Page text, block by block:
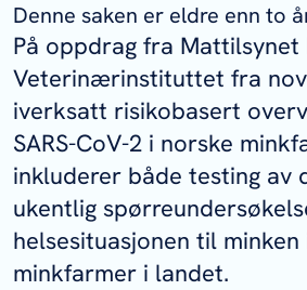
Denne saken er eldre enn to
På oppdrag fra Mattilsynet
Veterinærinstituttet fra
iverksatt risikobasert
SARS-CoV-2 i norske
inkluderer både testing av
ukentlig
helsesituasjonen til minken
minkfarmer i landet.